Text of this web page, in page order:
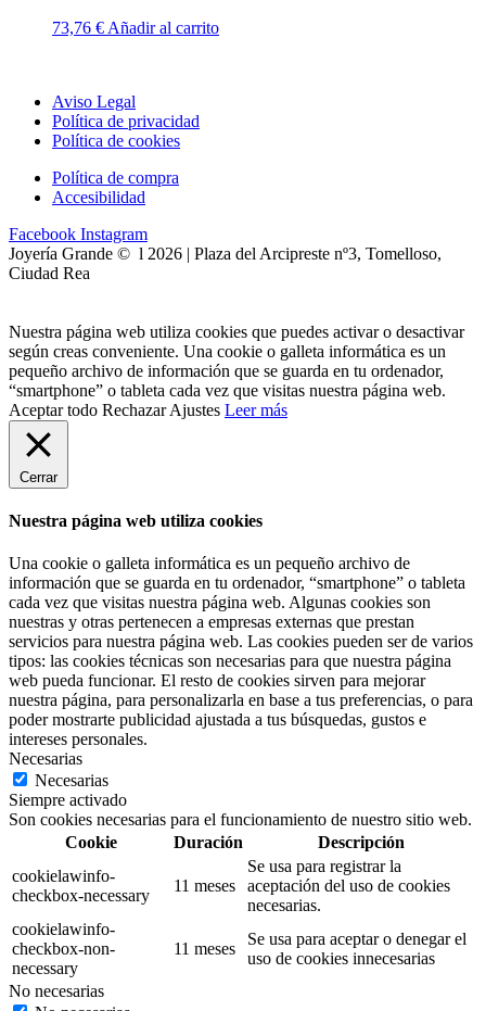
73,76 € Añadir al carrito
Aviso Legal
Política de privacidad
Política de cookies
Política de compra
Accesibilidad
Facebook Instagram
Joyería Grande © l 2026 | Plaza del Arcipreste nº3, Tomelloso,
Ciudad Rea
Nuestra página web utiliza cookies que puedes activar o desactivar
según creas conveniente. Una cookie o galleta informática es un
pequeño archivo de información que se guarda en tu ordenador,
“smartphone” o tableta cada vez que visitas nuestra página web.
Aceptar todo Rechazar Ajustes Leer más
Cerrar
Nuestra página web utiliza cookies
Una cookie o galleta informática es un pequeño archivo de
información que se guarda en tu ordenador, “smartphone” o tableta
cada vez que visitas nuestra página web. Algunas cookies son
nuestras y otras pertenecen a empresas externas que prestan
servicios para nuestra página web. Las cookies pueden ser de varios
tipos: las cookies técnicas son necesarias para que nuestra página
web pueda funcionar. El resto de cookies sirven para mejorar
nuestra página, para personalizarla en base a tus preferencias, o para
poder mostrarte publicidad ajustada a tus búsquedas, gustos e
intereses personales.
Necesarias
Necesarias
Siempre activado
Son cookies necesarias para el funcionamiento de nuestro sitio web.
Cookie
Duración
Descripción
cookielawinfo-
checkbox-necessary
11 meses
Se usa para registrar la
aceptación del uso de cookies
necesarias.
cookielawinfo-
checkbox-non-
necessary
11 meses
Se usa para aceptar o denegar el
uso de cookies innecesarias
No necesarias